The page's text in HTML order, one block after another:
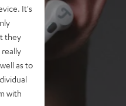
It's
they
as to
with